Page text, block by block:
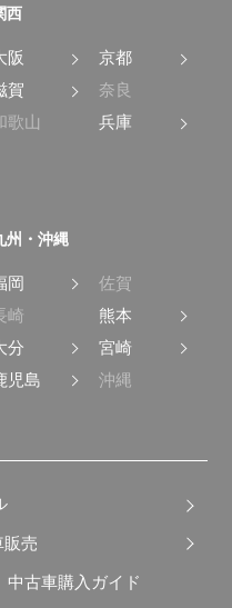
西
阪
京都
賀
奈良
歌山
兵庫
州・沖縄
岡
佐賀
崎
熊本
分
宮崎
児島
沖縄
販売
中古車購入ガイド